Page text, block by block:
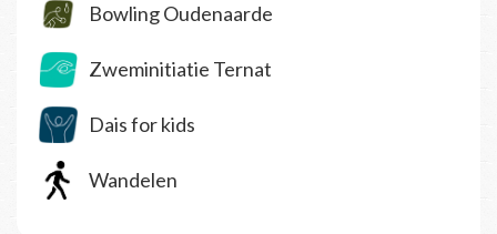
Bowling Oudenaarde
Zweminitiatie Ternat
Dais for kids
Wandelen